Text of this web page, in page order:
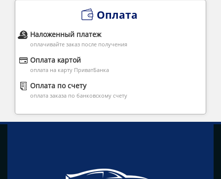
Оплата
Наложенный платеж
оплачивайте заказ после получения
Оплата картой
оплата на карту ПриватБанка
Оплата по счету
оплата заказа по банковскому счету